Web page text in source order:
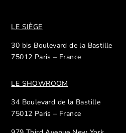
LE SIÈGE
30 bis Boulevard de la Bastille
75012 Paris – France
LE SHOWROOM
34 Boulevard de la Bastille
75012 Paris – France